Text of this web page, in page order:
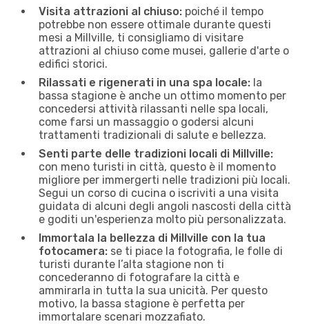
Visita attrazioni al chiuso: poiché il tempo
potrebbe non essere ottimale durante questi
mesi a Millville, ti consigliamo di visitare
attrazioni al chiuso come musei, gallerie d'arte o
edifici storici.
Rilassati e rigenerati in una spa locale: la
bassa stagione è anche un ottimo momento per
concedersi attività rilassanti nelle spa locali,
come farsi un massaggio o godersi alcuni
trattamenti tradizionali di salute e bellezza.
Senti parte delle tradizioni locali di Millville:
con meno turisti in città, questo è il momento
migliore per immergerti nelle tradizioni più locali.
Segui un corso di cucina o iscriviti a una visita
guidata di alcuni degli angoli nascosti della città
e goditi un'esperienza molto più personalizzata.
Immortala la bellezza di Millville con la tua
fotocamera: se ti piace la fotografia, le folle di
turisti durante l’alta stagione non ti
concederanno di fotografare la città e
ammirarla in tutta la sua unicità. Per questo
motivo, la bassa stagione è perfetta per
immortalare scenari mozzafiato.